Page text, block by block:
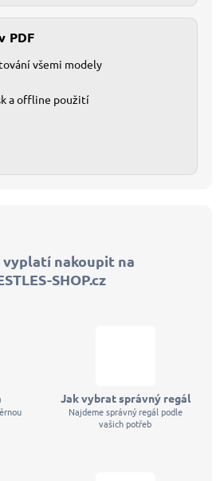
PDF
všemi modely
a offline použití
vyplatí nakoupit na
SHOP.cz
Jak vybrat správný regál
Najdeme správný regál podle
vašich potřeb